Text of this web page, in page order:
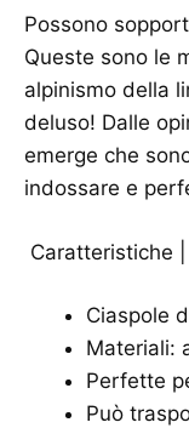
Possono
Queste sono le
alpinismo della
deluso! Dalle
emerge che
indossare e
Caratteristiche |
Ciaspole
Materiali:
Perfette
Può